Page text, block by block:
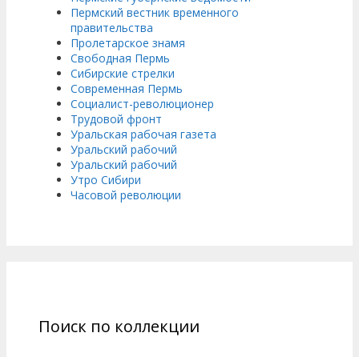
Пермский вестник временного
правительства
Пролетарское знамя
Свободная Пермь
Сибирские стрелки
Современная Пермь
Социалист-революционер
Трудовой фронт
Уральская рабочая газета
Уральский рабочий
Уральский рабочий
Утро Сибири
Часовой революции
Поиск по коллекции